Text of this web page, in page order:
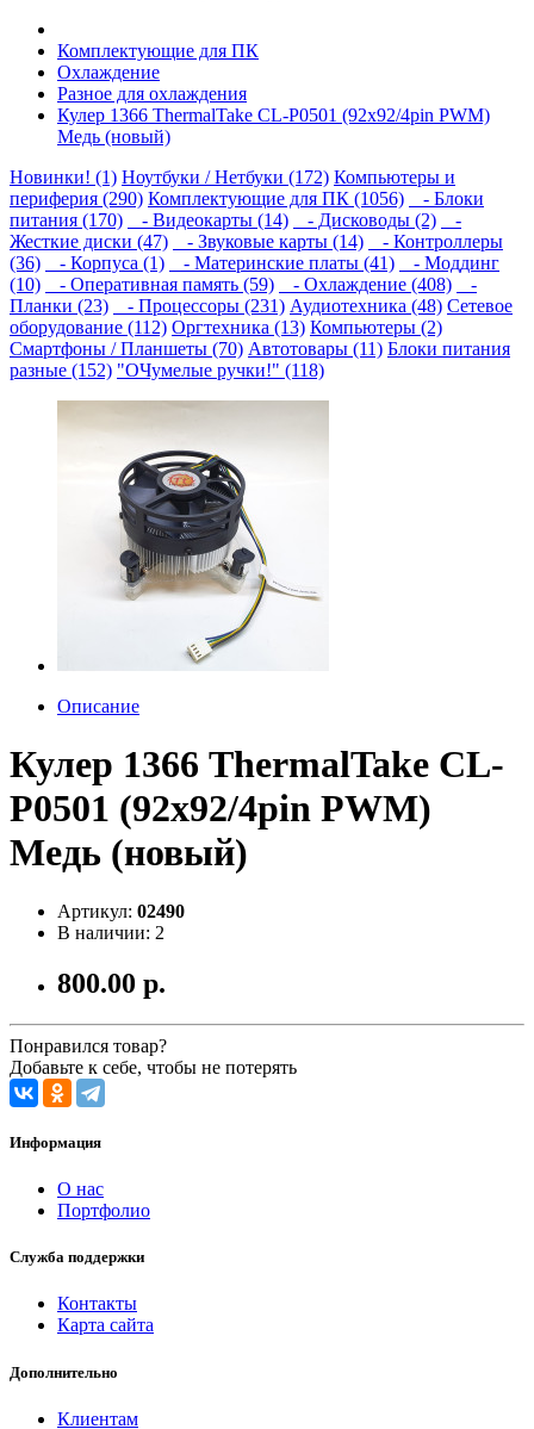
Комплектующие для ПК
Охлаждение
Разное для охлаждения
Кулер 1366 ThermalTake CL-P0501 (92x92/4pin PWM)
Медь (новый)
Новинки! (1) Ноутбуки / Нетбуки (172) Компьютеры и
периферия (290) Комплектующие для ПК (1056)
- Блоки
питания (170)
- Видеокарты (14) - Дисководы (2)
-
Жесткие диски (47)
- Звуковые карты (14)
- Контроллеры
(36)
- Корпуса (1) - Материнские платы (41)
- Моддинг
(10)
- Оперативная память (59) - Охлаждение (408)
-
Планки (23)
- Процессоры (231) Аудиотехника (48) Сетевое
оборудование (112) Оргтехника (13) Компьютеры (2)
Смартфоны / Планшеты (70) Автотовары (11) Блоки питания
разные (152) "ОЧумелые ручки!" (118)
Описание
Кулер 1366 ThermalTake CL-
P0501 (92x92/4pin PWM)
Медь (новый)
Артикул: 02490
В наличии: 2
800.00 р.
Понравился товар?
Добавьте к себе, чтобы не потерять
Информация
О нас
Портфолио
Служба поддержки
Контакты
Карта сайта
Дополнительно
Клиентам